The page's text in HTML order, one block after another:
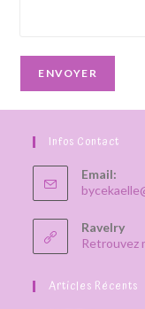
Infos Contact
Email:
Ravelry
Retrouvez
Articles Récents